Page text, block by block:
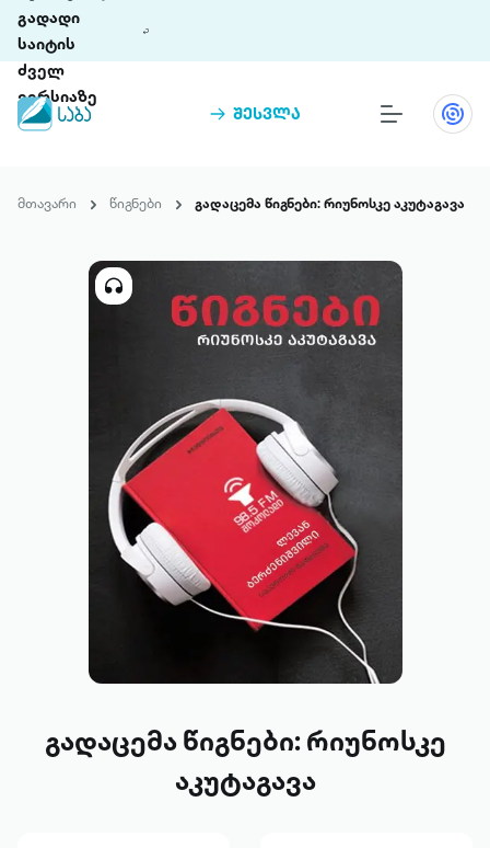
გადადი
საიტის
ძველ
ვერსიაზე
შესვლა
თინეთი 9 ციფრულ პლატფორმასა და 5
ჩვენ შესახებ
მთავარი წიგნები გადაცემა წიგნები: რიუნოსკე აკუტაგავა
გადაცემა წიგნები: რიუნოსკე
აკუტაგავა